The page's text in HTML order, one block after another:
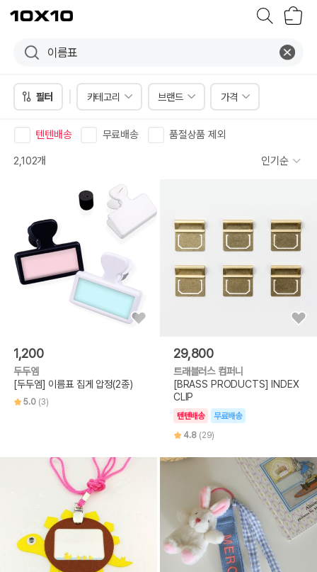
텐
바
필터 카테고리 브랜드 가격
텐텐배송 무료배송 품절상품 제외
2,102개 인기순
1,200
두두엠
[두두엠] 이름표 집게 압정(2종)
5.0 (3)
29,800
트래블러스 컴퍼니
[BRASS PRODUCTS] INDEX
CLIP
텐텐배송
무료배송
4.8 (29)